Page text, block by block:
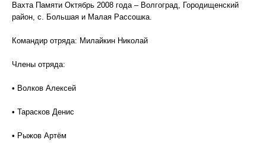
Вахта Памяти Октябрь 2008 года – Волгоград, Городищенский
район, с. Большая и Малая Рассошка.
Командир отряда: Милайкин Николай
Члены отряда:
• Волков Алексей
• Тарасков Денис
• Рыжов Артём